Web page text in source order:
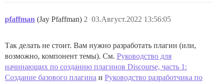
pfaffman (Jay Pfaffman) 03.Август.2022 13:56:05
2
Так делать не стоит. Вам нужно разработать плагин (или,
возможно, компонент темы). См. Руководство для
начинающих по созданию плагинов Discourse, часть 1:
Создание базового плагина и Руководство разработчика по